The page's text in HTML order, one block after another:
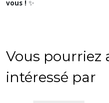
vous ! ✨
Vous pourriez
intéressé par